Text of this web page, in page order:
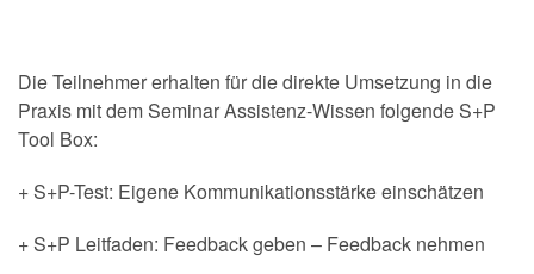
Die Teilnehmer erhalten für die direkte Umsetzung in die
Praxis mit dem Seminar Assistenz-Wissen folgende S+P
Tool Box:
+ S+P-Test: Eigene Kommunikationsstärke einschätzen
+ S+P Leitfaden: Feedback geben – Feedback nehmen